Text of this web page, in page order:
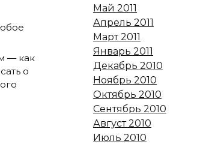
— как
о
Май 2011
Апрель 2011
Март 2011
Январь 2011
Декабрь 2010
Ноябрь 2010
Октябрь 2010
Сентябрь 2010
Август 2010
Июль 2010